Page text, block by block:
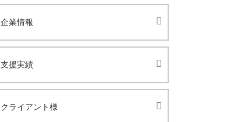
企業情報
支援実績
クライアント様